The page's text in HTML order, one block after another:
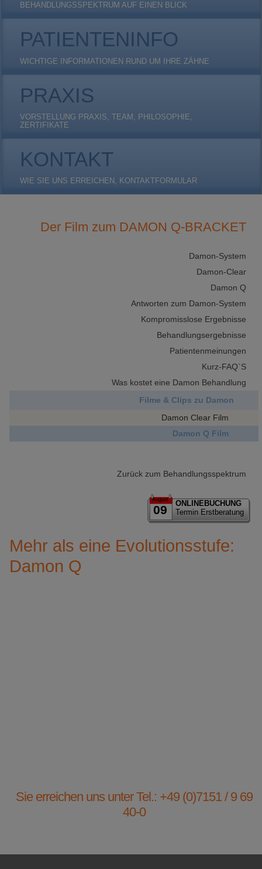
BEHANDLUNGSSPEKTRUM AUF EINEN BLICK
PATIENTENINFO
WICHTIGE INFORMATIONEN RUND UM IHRE ZÄHNE
PRAXIS
VORSTELLUNG PRAXIS, TEAM, PHILOSOPHIE,
ZERTIFIKATE
KONTAKT
WIE SIE UNS ERREICHEN, KONTAKTFORMULAR
Der Film zum DAMON Q-BRACKET
Damon-System
Damon-Clear
Damon Q
Antworten zum Damon-System
Kompromisslose Ergebnisse
Behandlungsergebnisse
Patientenmeinungen
Kurz-FAQ`S
Was kostet eine Damon Behandlung
Filme & Clips zu Damon
Damon Clear Film
Damon Q Film
Zurück zum Behandlungsspektrum
August
09
ONLINEBUCHUNG
Termin Erstberatung
Mehr als eine Evolutionsstufe:
Damon Q
Sie erreichen uns unter Tel.: +49 (0)7151 / 9 69
40-0